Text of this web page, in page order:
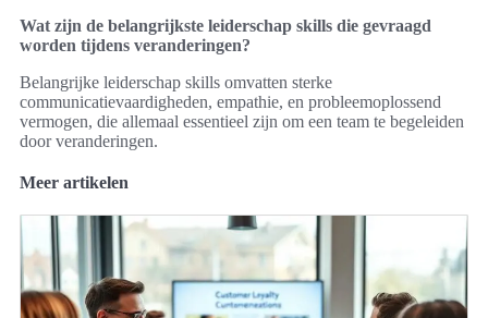
Wat zijn de belangrijkste leiderschap skills die gevraagd
worden tijdens veranderingen?
Belangrijke leiderschap skills omvatten sterke
communicatievaardigheden, empathie, en probleemoplossend
vermogen, die allemaal essentieel zijn om een team te begeleiden
door veranderingen.
Meer artikelen